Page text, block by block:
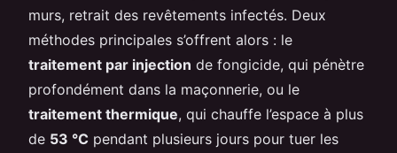
murs, retrait des revêtements infectés. Deux
méthodes principales s’offrent alors : le
traitement par injection de fongicide, qui pénètre
profondément dans la maçonnerie, ou le
traitement thermique, qui chauffe l’espace à plus
de 53 °C pendant plusieurs jours pour tuer les